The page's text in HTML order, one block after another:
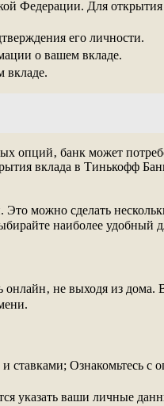
Федерации. Для открытия
его личности.
о вашем вкладе.
вкладе.
опций‚ банк может
вклада в Тинькофф
можно сделать
наиболее удобный
не выходя из дома.
Ознакомьтесь с
указать ваши личные